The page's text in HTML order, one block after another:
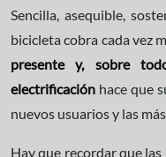
Sencilla, asequible,
bicicleta cobra cada vez
presente y, sobre
electrificación hace que
nuevos usuarios y las
Hay que recordar que las